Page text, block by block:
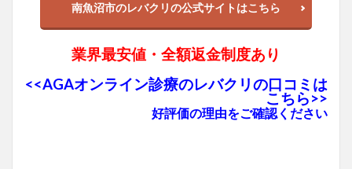
南魚沼市のレバクリの公式サイトはこちら
業界最安値・全額返金制度あり
<<AGAオンライン診療のレバクリの口コミは
こちら>>
好評価の理由をご確認ください